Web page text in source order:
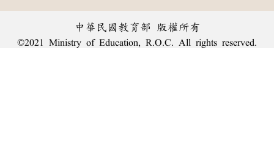
中華民國教育部 版權所有
©2021 Ministry of Education, R.O.C. All rights reserved.